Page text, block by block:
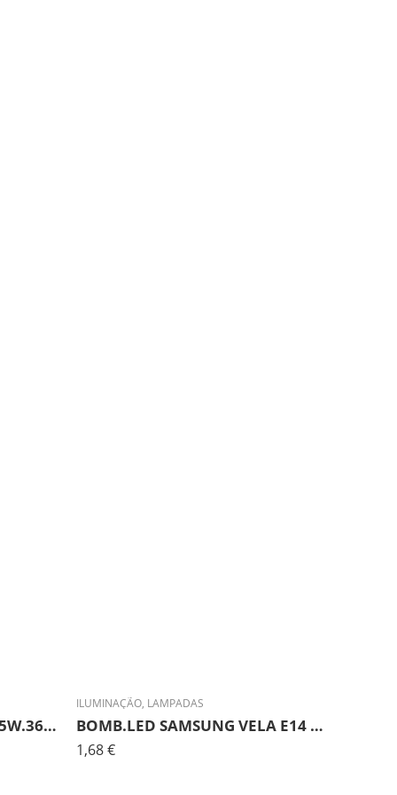
BOMB.LED TUBULAR E14 5W.360º FRIA
ILUMINAÇÃO LAMPADAS
BOMB.LED SAMSUNG VELA E14 5W.FRIA
1,68€